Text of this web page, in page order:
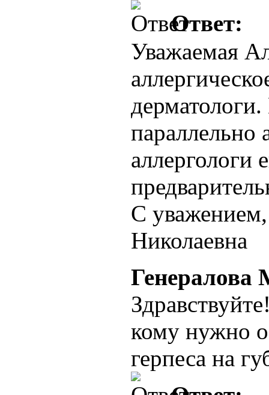
Ответ:
Уважаемая
параллельно
аллергологи
С
Николаевна
Генералова
кому нужно
герпеса на